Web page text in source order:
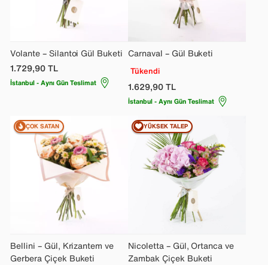
Volante – Silantoi Gül Buketi
1.729,90TL
İstanbul - Aynı Gün Teslimat
Carnaval – Gül Buketi
Tükendi
1.629,90TL
İstanbul - Aynı Gün Teslimat
Bellini – Gül, Krizantem ve
Gerbera Çiçek Buketi
ÇOK SATAN
Nicoletta – Gül, Ortanca ve
Zambak Çiçek Buketi
YÜKSEK TALEP